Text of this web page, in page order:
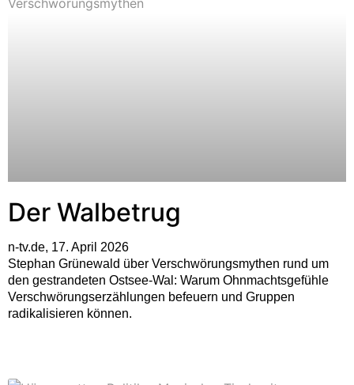
Der Walbetrug
n-tv.de, 17. April 2026
Stephan Grünewald über Verschwörungsmythen rund um
den gestrandeten Ostsee-Wal: Warum Ohnmachtsgefühle
Verschwörungserzählungen befeuern und Gruppen
radikalisieren können.